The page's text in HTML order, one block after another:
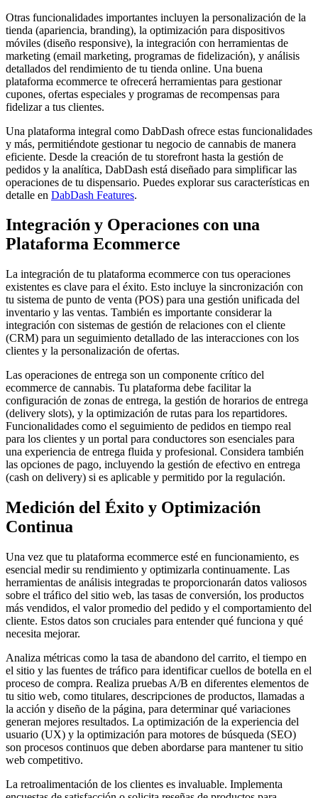
Otras funcionalidades importantes incluyen la personalización de la
tienda (apariencia, branding), la optimización para dispositivos
móviles (diseño responsive), la integración con herramientas de
marketing (email marketing, programas de fidelización), y análisis
detallados del rendimiento de tu tienda online. Una buena
plataforma ecommerce te ofrecerá herramientas para gestionar
cupones, ofertas especiales y programas de recompensas para
fidelizar a tus clientes.
Una plataforma integral como DabDash ofrece estas funcionalidades
y más, permitiéndote gestionar tu negocio de cannabis de manera
eficiente. Desde la creación de tu storefront hasta la gestión de
pedidos y la analítica, DabDash está diseñado para simplificar las
operaciones de tu dispensario. Puedes explorar sus características en
detalle en DabDash Features.
Integración y Operaciones con una
Plataforma Ecommerce
La integración de tu plataforma ecommerce con tus operaciones
existentes es clave para el éxito. Esto incluye la sincronización con
tu sistema de punto de venta (POS) para una gestión unificada del
inventario y las ventas. También es importante considerar la
integración con sistemas de gestión de relaciones con el cliente
(CRM) para un seguimiento detallado de las interacciones con los
clientes y la personalización de ofertas.
Las operaciones de entrega son un componente crítico del
ecommerce de cannabis. Tu plataforma debe facilitar la
configuración de zonas de entrega, la gestión de horarios de entrega
(delivery slots), y la optimización de rutas para los repartidores.
Funcionalidades como el seguimiento de pedidos en tiempo real
para los clientes y un portal para conductores son esenciales para
una experiencia de entrega fluida y profesional. Considera también
las opciones de pago, incluyendo la gestión de efectivo en entrega
(cash on delivery) si es aplicable y permitido por la regulación.
Medición del Éxito y Optimización
Continua
Una vez que tu plataforma ecommerce esté en funcionamiento, es
esencial medir su rendimiento y optimizarla continuamente. Las
herramientas de análisis integradas te proporcionarán datos valiosos
sobre el tráfico del sitio web, las tasas de conversión, los productos
más vendidos, el valor promedio del pedido y el comportamiento del
cliente. Estos datos son cruciales para entender qué funciona y qué
necesita mejorar.
Analiza métricas como la tasa de abandono del carrito, el tiempo en
el sitio y las fuentes de tráfico para identificar cuellos de botella en el
proceso de compra. Realiza pruebas A/B en diferentes elementos de
tu sitio web, como titulares, descripciones de productos, llamadas a
la acción y diseño de la página, para determinar qué variaciones
generan mejores resultados. La optimización de la experiencia del
usuario (UX) y la optimización para motores de búsqueda (SEO)
son procesos continuos que deben abordarse para mantener tu sitio
web competitivo.
La retroalimentación de los clientes es invaluable. Implementa